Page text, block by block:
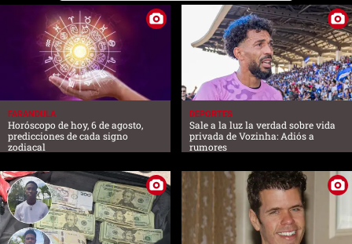
FARANDULA
Horóscopo de hoy, 6 de agosto,
predicciones de cada signo
zodiacal
DEPORTES
Sale a la luz la verdad sobre vida
privada de Vozinha: Adiós a
rumores